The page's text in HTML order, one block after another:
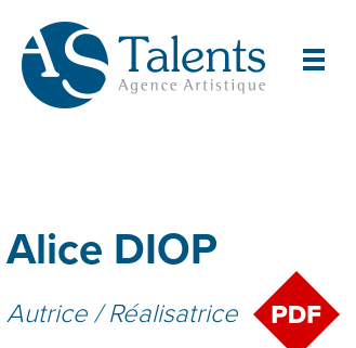
Alice DIOP
Autrice / Réalisatrice